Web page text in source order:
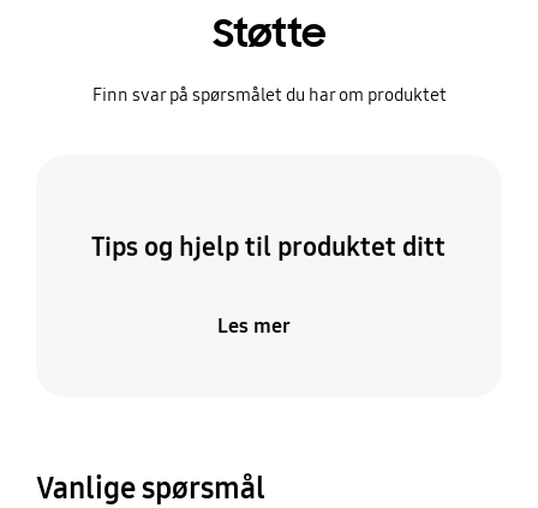
Støtte
Finn svar på spørsmålet du har om produktet
Tips og hjelp til produktet ditt
Les mer
Vanlige spørsmål